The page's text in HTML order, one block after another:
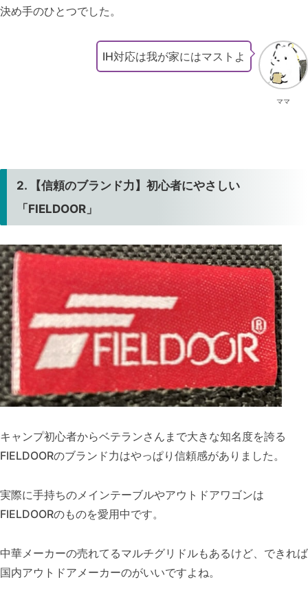
決め手のひとつでした。
ママ
IH対応は我が家にはマストよ
2. 【信頼のブランド力】初心者にやさしい
「FIELDOOR」
キャンプ初心者からベテランさんまで大きな知名度を誇る
FIELDOORのブランド力はやっぱり信頼感がありました。
実際に手持ちのメインテーブルやアウトドアワゴンは
FIELDOORのものを愛用中です。
中華メーカーの売れてるマルチグリドルもあるけど、できれば
国内アウトドアメーカーのがいいですよね。